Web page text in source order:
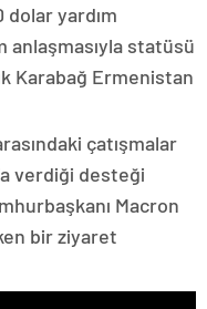
yardım
anlaşmasıyla statüsü
Karabağ Ermenistan
çatışmalar
verdiği desteği
Macron
bir ziyaret